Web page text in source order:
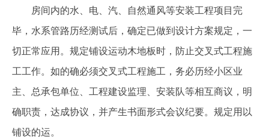
房间内的水、电、汽、自然通风等安装工程项目完
毕，水系管路历经测试后，确定已做到设计方案规定，一
切正常应用。规定铺设运动木地板时，防止交叉式工程施
工工作。如的确必须交叉式工程施工，务必历经小区业
主、总承包单位、工程建设监理、安装队等相互商议，明
确职责，达成协议，并产生书面形式会议纪要。规定用以
铺设的运。